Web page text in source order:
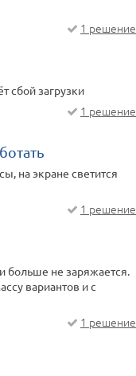
1 решение
сбой загрузки
1 решение
на экране светится
1 решение
больше не заряжается.
вариантов и с
1 решение